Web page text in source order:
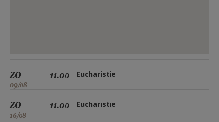
ZO
09/08
11.00 Eucharistie
ZO
16/08
11.00 Eucharistie